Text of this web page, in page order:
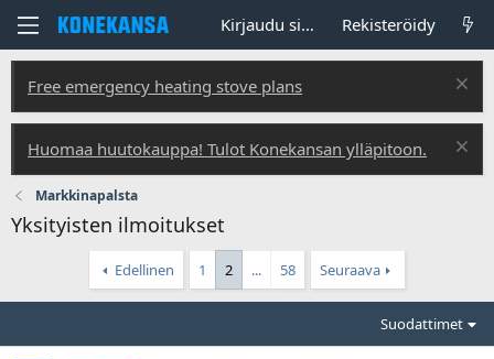
Kirjaudu sisään Rekisteröidy
Free emergency heating stove plans
Huomaa huutokauppa! Tulot Konekansan ylläpitoon.
Markkinapalsta
Yksityisten ilmoitukset
Edellinen 1 2 ... 58 Seuraava
Suodattimet